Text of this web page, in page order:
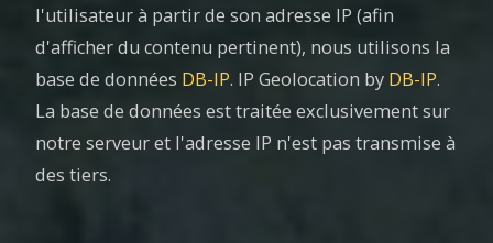
l'utilisateur à partir de son adresse IP (afin
d'afficher du contenu pertinent), nous utilisons la
base de données DB-IP. IP Geolocation by DB-IP.
La base de données est traitée exclusivement sur
notre serveur et l'adresse IP n'est pas transmise à
des tiers.